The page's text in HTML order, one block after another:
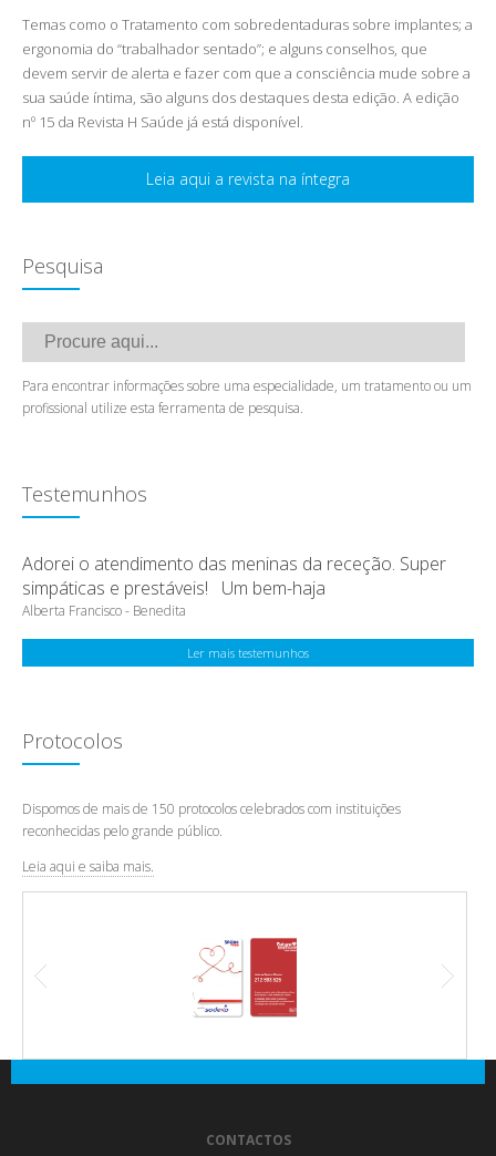
Temas como o Tratamento com sobredentaduras sobre implantes; a
ergonomia do “trabalhador sentado”; e alguns conselhos, que
devem servir de alerta e fazer com que a consciência mude sobre a
sua saúde íntima, são alguns dos destaques desta edição. A edição
nº 15 da Revista H Saúde já está disponível.
Leia aqui a revista na íntegra
Pesquisa
Para encontrar informações sobre uma especialidade, um tratamento ou um
profissional utilize esta ferramenta de pesquisa.
Testemunhos
Adorei o atendimento das meninas da receção. Super
simpáticas e prestáveis! Um bem-haja
Alberta Francisco - Benedita
Ler mais testemunhos
Protocolos
Dispomos de mais de 150 protocolos celebrados com instituições
reconhecidas pelo grande público.
Leia aqui e saiba mais.
CONTACTOS